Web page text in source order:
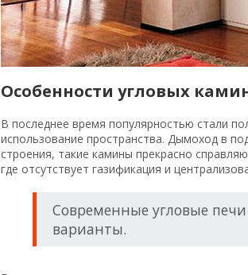
Особенности угловых
В последнее время популярностью стали
использование пространства. Дымоход в
строения, такие камины прекрасно
где отсутствует газификация и
Современные угловые
варианты.